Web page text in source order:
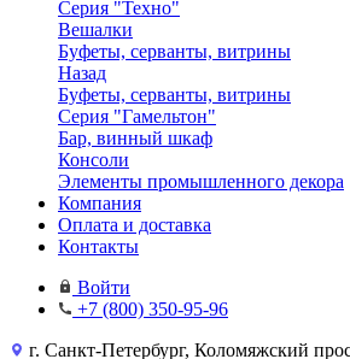
Серия "Техно"
Вешалки
Буфеты, серванты, витрины
Назад
Буфеты, серванты, витрины
Серия "Гамельтон"
Бар, винный шкаф
Консоли
Элементы промышленного декора
Компания
Оплата и доставка
Контакты
Войти
+7 (800) 350-95-96
г. Санкт-Петербург, Коломяжский